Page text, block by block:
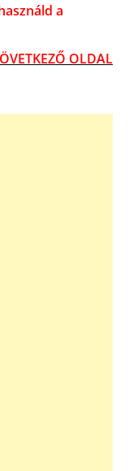
a
OLDAL